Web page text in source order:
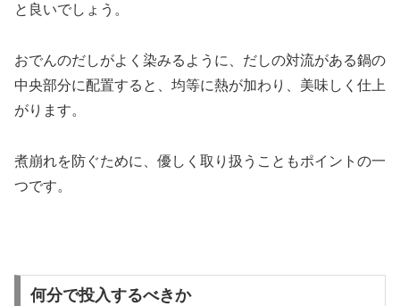
と良いでしょう。
おでんのだしがよく染みるように、だしの対流がある鍋の
中央部分に配置すると、均等に熱が加わり、美味しく仕上
がります。
煮崩れを防ぐために、優しく取り扱うこともポイントの一
つです。
何分で投入するべきか